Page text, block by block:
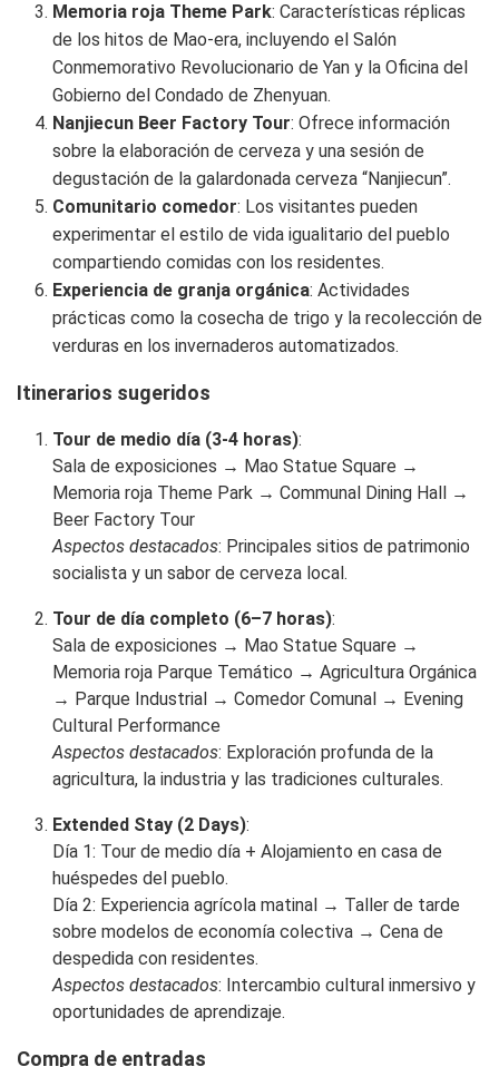
Memoria roja Theme Park: Características réplicas
de los hitos de Mao-era, incluyendo el Salón
Conmemorativo Revolucionario de Yan y la Oficina del
Gobierno del Condado de Zhenyuan.
Nanjiecun Beer Factory Tour: Ofrece información
sobre la elaboración de cerveza y una sesión de
degustación de la galardonada cerveza “Nanjiecun”.
Comunitario comedor: Los visitantes pueden
experimentar el estilo de vida igualitario del pueblo
compartiendo comidas con los residentes.
Experiencia de granja orgánica: Actividades
prácticas como la cosecha de trigo y la recolección de
verduras en los invernaderos automatizados.
Itinerarios sugeridos
Tour de medio día (3-4 horas):
Sala de exposiciones → Mao Statue Square →
Memoria roja Theme Park → Communal Dining Hall →
Beer Factory Tour
Aspectos destacados: Principales sitios de patrimonio
socialista y un sabor de cerveza local.
Tour de día completo (6–7 horas):
Sala de exposiciones → Mao Statue Square →
Memoria roja Parque Temático → Agricultura Orgánica
→ Parque Industrial → Comedor Comunal → Evening
Cultural Performance
Aspectos destacados: Exploración profunda de la
agricultura, la industria y las tradiciones culturales.
Extended Stay (2 Days):
Día 1: Tour de medio día + Alojamiento en casa de
huéspedes del pueblo.
Día 2: Experiencia agrícola matinal → Taller de tarde
sobre modelos de economía colectiva → Cena de
despedida con residentes.
Aspectos destacados: Intercambio cultural inmersivo y
oportunidades de aprendizaje.
Compra de entradas